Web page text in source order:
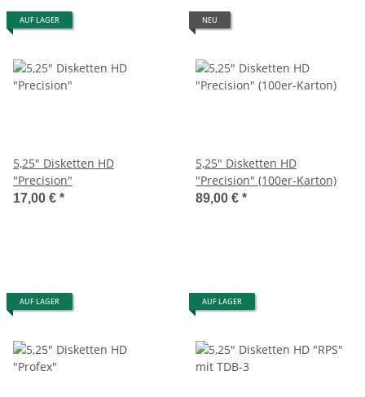
AUF LAGER
5,25" Disketten HD
"Precision"
17,00 € *
NEU
5,25" Disketten HD
"Precision" (100er-Karton)
89,00 € *
AUF LAGER AUF LAGER